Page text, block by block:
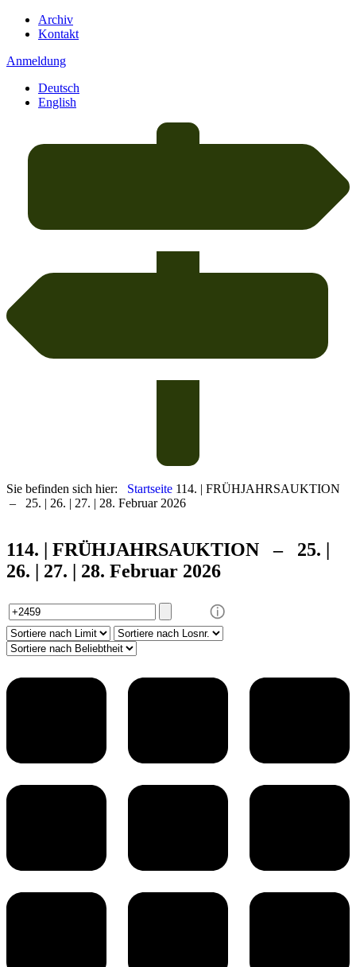
Archiv
Kontakt
Anmeldung
Deutsch
English
Sie befinden sich hier: Startseite 114. | FRÜHJAHRSAUKTION
– 25. | 26. | 27. | 28. Februar 2026
114. | FRÜHJAHRSAUKTION – 25. |
26. | 27. | 28. Februar 2026